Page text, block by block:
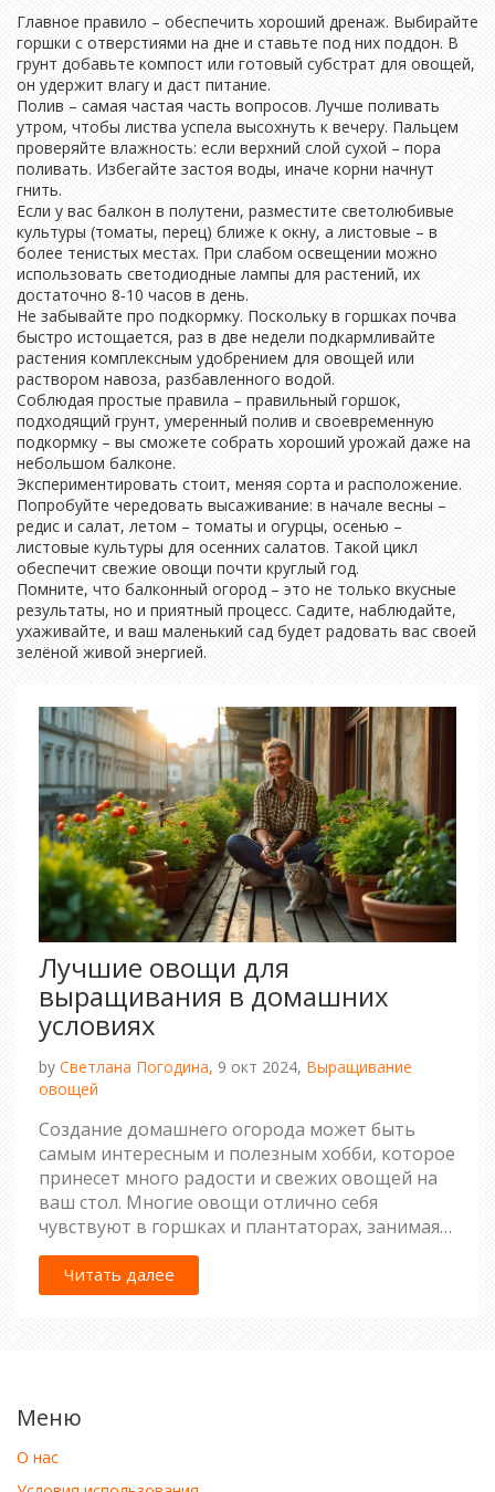
Главное правило – обеспечить хороший дренаж. Выбирайте
горшки с отверстиями на дне и ставьте под них поддон. В
грунт добавьте компост или готовый субстрат для овощей,
он удержит влагу и даст питание.
Полив – самая частая часть вопросов. Лучше поливать
утром, чтобы листва успела высохнуть к вечеру. Пальцем
проверяйте влажность: если верхний слой сухой – пора
поливать. Избегайте застоя воды, иначе корни начнут
гнить.
Если у вас балкон в полутени, разместите светолюбивые
культуры (томаты, перец) ближе к окну, а листовые – в
более тенистых местах. При слабом освещении можно
использовать светодиодные лампы для растений, их
достаточно 8‑10 часов в день.
Не забывайте про подкормку. Поскольку в горшках почва
быстро истощается, раз в две недели подкармливайте
растения комплексным удобрением для овощей или
раствором навоза, разбавленного водой.
Соблюдая простые правила – правильный горшок,
подходящий грунт, умеренный полив и своевременную
подкормку – вы сможете собрать хороший урожай даже на
небольшом балконе.
Экспериментировать стоит, меняя сорта и расположение.
Попробуйте чередовать высаживание: в начале весны –
редис и салат, летом – томаты и огурцы, осенью –
листовые культуры для осенних салатов. Такой цикл
обеспечит свежие овощи почти круглый год.
Помните, что балконный огород – это не только вкусные
результаты, но и приятный процесс. Садите, наблюдайте,
ухаживайте, и ваш маленький сад будет радовать вас своей
зелёной живой энергией.
Лучшие овощи для
выращивания в домашних
условиях
by Светлана Погодина, 9 окт 2024, Выращивание
овощей
Создание домашнего огорода может быть
самым интересным и полезным хобби, которое
принесет много радости и свежих овощей на
ваш стол. Многие овощи отлично себя
чувствуют в горшках и плантаторах, занимая
минимальное пространство. Главное —
подобрать правильные виды растений и
обеспечить им необходимый уход. Такие
Читать далее
Меню
О нас